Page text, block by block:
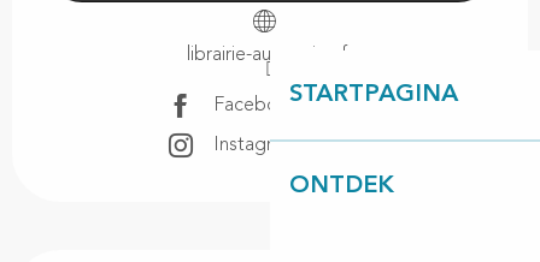
STARTPAGINA
ONTDEK
librairie-au-camion.fr
Facebook pagina
Instagram pagina